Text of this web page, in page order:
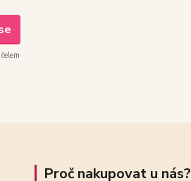
Proč nakupovat u nás?